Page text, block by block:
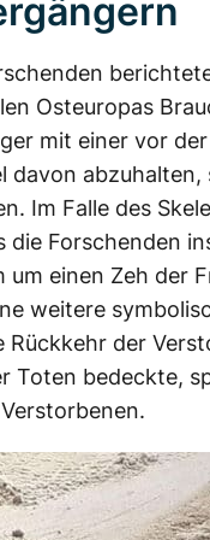
Osteuropas
mit einer vor
davon
Im Falle des
die Forschenden
um einen Zeh der
weitere
Rückkehr der
Toten bedeckte,